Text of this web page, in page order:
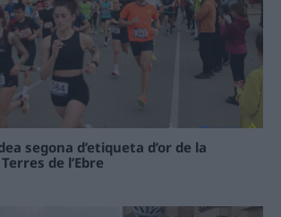
segona d’etiqueta d’or de la
de l’Ebre